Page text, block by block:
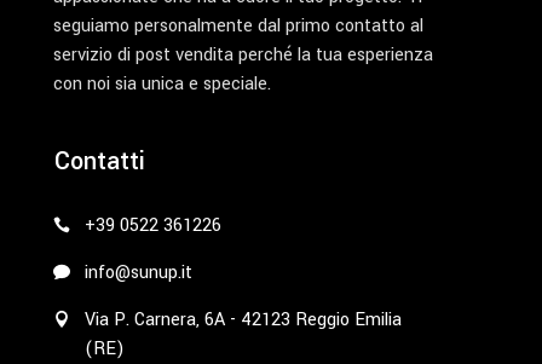
seguiamo personalmente dal primo contatto al
servizio di post vendita perché la tua esperienza
con noi sia unica e speciale.
Contatti
+39 0522 361226
info@sunup.it
Via P. Carnera, 6A - 42123 Reggio Emilia
(RE)